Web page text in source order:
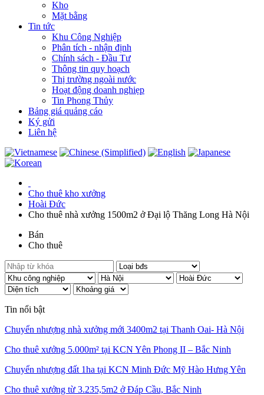
Kho
Mặt bằng
Tin tức
Khu Công Nghiệp
Phân tích - nhận định
Chính sách - Đầu Tư
Thông tin quy hoạch
Thị trường ngoài nước
Hoạt động doanh nghiẹp
Tin Phong Thủy
Bảng giá quảng cáo
Ký gửi
Liên hệ
Cho thuê kho xưởng
Hoài Đức
Cho thuê nhà xưởng 1500m2 ở Đại lộ Thăng Long Hà Nội
Bán
Cho thuê
Tin nổi bật
Chuyển nhượng nhà xưởng mới 3400m2 tại Thanh Oai- Hà Nội
Cho thuê xưởng 5.000m² tại KCN Yên Phong II – Bắc Ninh
Chuyển nhượng đất 1ha tại KCN Minh Đức Mỹ Hào Hưng Yên
Cho thuê xưởng từ 3.235,5m2 ở Đáp Cầu, Bắc Ninh